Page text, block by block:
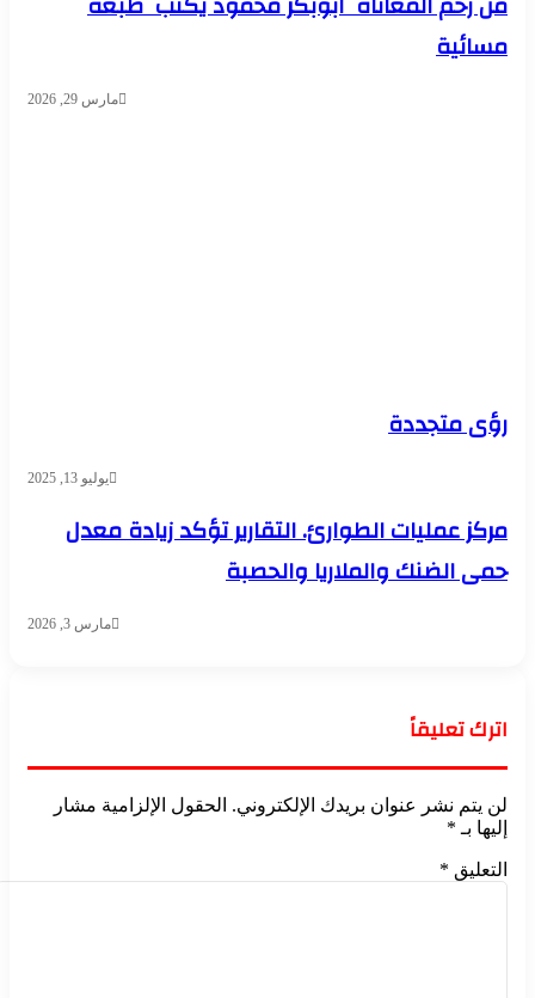
مسائية
مارس 29, 2026
رؤى متجددة
يوليو 13, 2025
مركز عمليات الطوارئ. التقارير تؤكد زيادة معدل
حمى الضنك والملاريا والحصبة
مارس 3, 2026
اترك تعليقاً
لن يتم نشر عنوان بريدك الإلكتروني.
الحقول الإلزامية مشار
إليها بـ *
التعليق *